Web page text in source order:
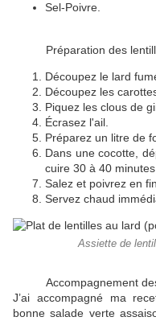
Sel-Poivre.
Préparation des
Découpez le lard
Découpez les
Piquez les clous de
Écrasez l'ail.
Préparez un litre de
Dans une cocotte,
cuire 30 à 40 minutes
Salez et poivrez en
Servez chaud
Assiette de
Accompagnement
J’ai accompagné ma
bonne salade verte